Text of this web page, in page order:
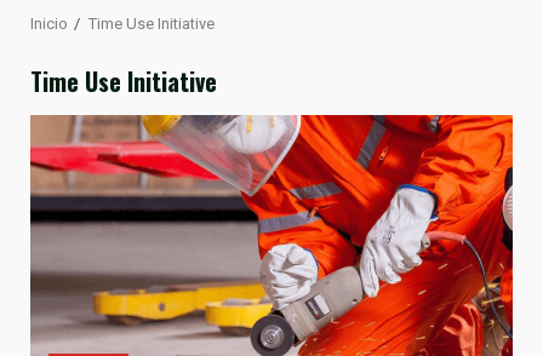
Inicio Time Use Initiative
Time Use Initiative